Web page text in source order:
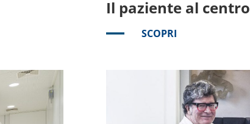
Il paziente al centro
SCOPRI